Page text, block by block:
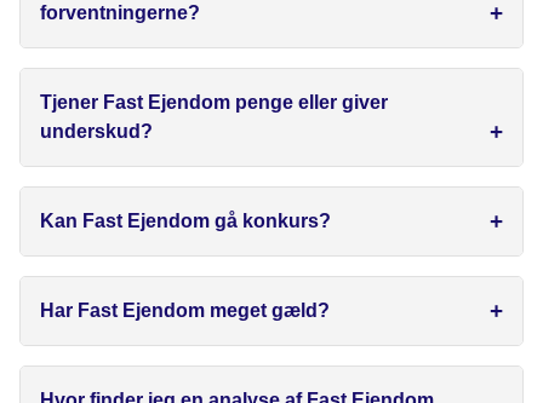
forventningerne?
Tjener Fast Ejendom penge eller giver
underskud?
Kan Fast Ejendom gå konkurs?
Har Fast Ejendom meget gæld?